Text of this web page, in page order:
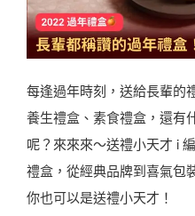
人
氣
單
總
結
〉
薦
｜
0
款
過
年
禮
每逢過年時刻，送給長輩的
養生禮盒、素食禮盒，還有
呢？來來來～送禮小天才 i
禮盒，從經典品牌到喜氣包
你也可以是送禮小天才！